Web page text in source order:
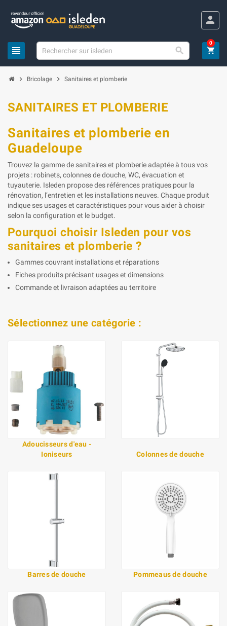
person
view_headline  shopping_cart
0
chevron_right Bricolage chevron_right Sanitaires et plomberie
SANITAIRES ET PLOMBERIE
Sanitaires et plomberie en
Guadeloupe
Trouvez la gamme de sanitaires et plomberie adaptée à tous vos
projets : robinets, colonnes de douche, WC, évacuation et
tuyauterie. Isleden propose des références pratiques pour la
rénovation, l’entretien et les installations neuves. Chaque produit
indique ses usages et caractéristiques pour vous aider à choisir
selon la configuration et le budget.
Pourquoi choisir Isleden pour vos
sanitaires et plomberie ?
Gammes couvrant installations et réparations
Fiches produits précisant usages et dimensions
Commande et livraison adaptées au territoire
Sélectionnez une catégorie :
Adoucisseurs d'eau -
Ioniseurs
Colonnes de douche
Barres de douche Pommeaus de douche